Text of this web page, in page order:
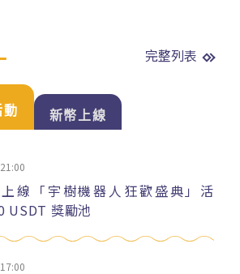
完整列表
動 新幣上線
21:00
線「宇樹機器人狂歡盛典」活
USDT 獎勵池
17:00